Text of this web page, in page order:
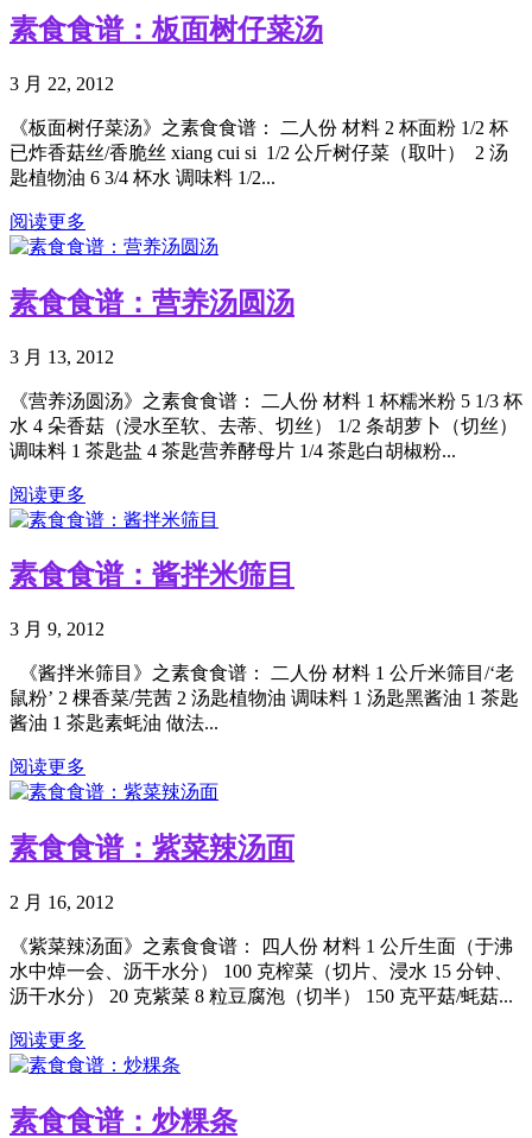
素食食谱：板面树仔菜汤
3 月 22, 2012
《板面树仔菜汤》之素食食谱： 二人份 材料 2 杯面粉 1/2 杯
已炸香菇丝/香脆丝 xiang cui si 1/2 公斤树仔菜（取叶） 2 汤
匙植物油 6 3/4 杯水 调味料 1/2...
阅读更多
素食食谱：营养汤圆汤
3 月 13, 2012
《营养汤圆汤》之素食食谱： 二人份 材料 1 杯糯米粉 5 1/3 杯
水 4 朵香菇（浸水至软、去蒂、切丝） 1/2 条胡萝卜（切丝）
调味料 1 茶匙盐 4 茶匙营养酵母片 1/4 茶匙白胡椒粉...
阅读更多
素食食谱：酱拌米筛目
3 月 9, 2012
《酱拌米筛目》之素食食谱： 二人份 材料 1 公斤米筛目/‘老
鼠粉’ 2 棵香菜/芫茜 2 汤匙植物油 调味料 1 汤匙黑酱油 1 茶匙
酱油 1 茶匙素蚝油 做法...
阅读更多
素食食谱：紫菜辣汤面
2 月 16, 2012
《紫菜辣汤面》之素食食谱： 四人份 材料 1 公斤生面（于沸
水中焯一会、沥干水分） 100 克榨菜（切片、浸水 15 分钟、
沥干水分） 20 克紫菜 8 粒豆腐泡（切半） 150 克平菇/蚝菇...
阅读更多
素食食谱：炒粿条